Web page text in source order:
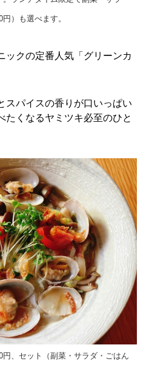
）も選べます。
ックの定番人気「グリーンカ
スパイスの香りが口いっぱい
たくなるヤミツキ必至のひと
円、セット（副菜・サラダ・ごはん